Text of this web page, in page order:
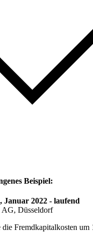
Beispiel:
Januar 2022 - laufend
AG, Düsseldorf
die Fremdkapitalkosten um